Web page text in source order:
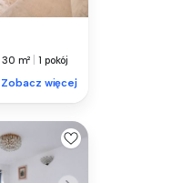
30 m² 1 pokój
Zobacz więcej